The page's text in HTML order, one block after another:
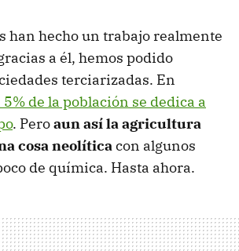
han hecho un trabajo realmente
a él, hemos podido
terciarizadas. En
de la población se dedica a
. Peroaun así la agricultura
cosa neolíticacon algunos
de química. Hasta ahora.